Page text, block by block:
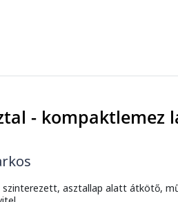
- kompaktlemez
szinterezett, asztallap alatt átkötő,